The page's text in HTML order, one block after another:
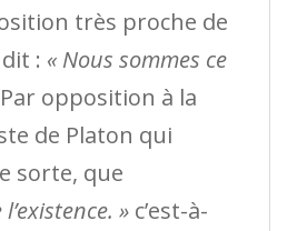
très proche de
: « Nous sommes ce
Par opposition à la
de Platon qui
sorte, que
» c’est-à-